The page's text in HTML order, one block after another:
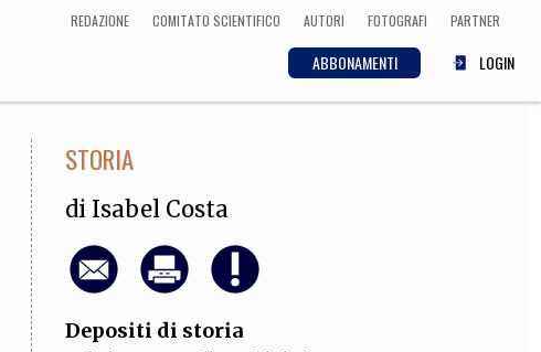
REDAZIONE COMITATO SCIENTIFICO AUTORI FOTOGRAFI PARTNER
ABBONAMENTI LOGIN
ECONOMIA
STORIA
di Isabel Costa
Depositi di storia